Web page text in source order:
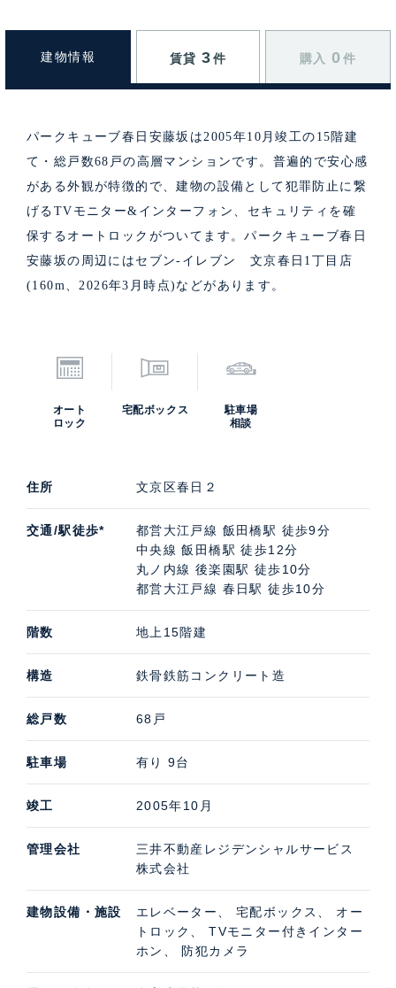
建物情報 賃貸 3 件 購入 0 件
パークキューブ春日安藤坂は2005年10月竣工の15階建
て・総戸数68戸の高層マンションです。普遍的で安心感
がある外観が特徴的で、建物の設備として犯罪防止に繋
げるTVモニター&インターフォン、セキュリティを確
保するオートロックがついてます。パークキューブ春日
安藤坂の周辺にはセブン-イレブン 文京春日1丁目店
(160m、2026年3月時点)などがあります。
オート
ロック
宅配ボックス
駐車場
相談
住所 文京区春日２
交通/駅徒歩*
都営大江戸線 飯田橋駅 徒歩9分
中央線 飯田橋駅 徒歩12分
丸ノ内線 後楽園駅 徒歩10分
都営大江戸線 春日駅 徒歩10分
階数 地上15階建
構造 鉄骨鉄筋コンクリート造
総戸数 68戸
駐車場 有り 9台
竣工 2005年10月
管理会社
三井不動産レジデンシャルサービス
株式会社
建物設備・施設
エレベーター、 宅配ボックス、 オー
トロック、 TVモニター付きインター
ホン、 防犯カメラ